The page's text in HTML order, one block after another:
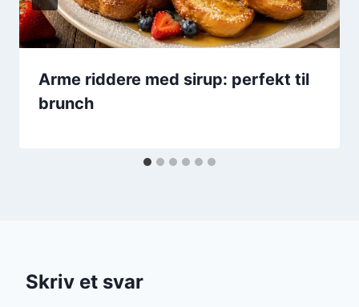
Arme riddere med sirup: perfekt til
brunch
Skriv et svar